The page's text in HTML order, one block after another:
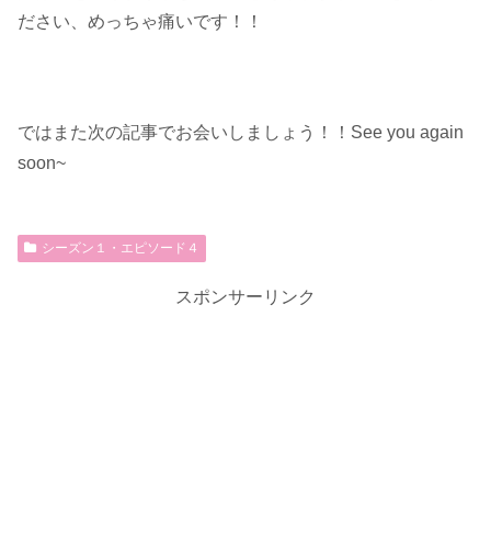
ださい、めっちゃ痛いです！！
ではまた次の記事でお会いしましょう！！See you again
soon~
シーズン１・エピソード４
スポンサーリンク